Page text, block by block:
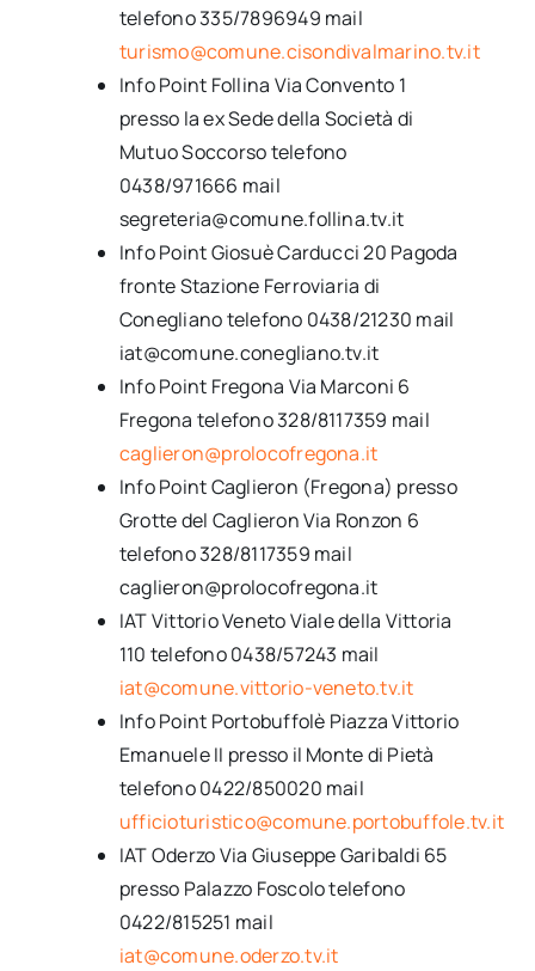
telefono 335/7896949 mail
turismo@comune.cisondivalmarino.tv.it
Info Point Follina Via Convento 1
presso la ex Sede della Società di
Mutuo Soccorso telefono
0438/971666 mail
segreteria@comune.follina.tv.it
Info Point Giosuè Carducci 20 Pagoda
fronte Stazione Ferroviaria di
Conegliano telefono 0438/21230 mail
iat@comune.conegliano.tv.it
Info Point Fregona Via Marconi 6
Fregona telefono 328/8117359 mail
caglieron@prolocofregona.it
Info Point Caglieron (Fregona) presso
Grotte del Caglieron Via Ronzon 6
telefono 328/8117359 mail
caglieron@prolocofregona.it
IAT Vittorio Veneto Viale della Vittoria
110 telefono 0438/57243 mail
iat@comune.vittorio-veneto.tv.it
Info Point Portobuffolè Piazza Vittorio
Emanuele II presso il Monte di Pietà
telefono 0422/850020 mail
ufficioturistico@comune.portobuffole.tv.it
IAT Oderzo Via Giuseppe Garibaldi 65
presso Palazzo Foscolo telefono
0422/815251 mail
iat@comune.oderzo.tv.it